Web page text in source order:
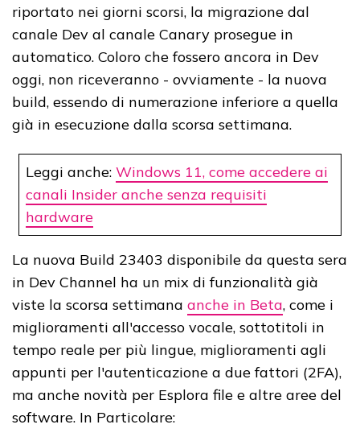
riportato nei giorni scorsi, la migrazione dal
canale Dev al canale Canary prosegue in
automatico. Coloro che fossero ancora in Dev
oggi, non riceveranno - ovviamente - la nuova
build, essendo di numerazione inferiore a quella
già in esecuzione dalla scorsa settimana.
Leggi anche: Windows 11, come accedere ai
canali Insider anche senza requisiti
hardware
La nuova Build 23403 disponibile da questa sera
in Dev Channel ha un mix di funzionalità già
viste la scorsa settimana anche in Beta, come i
miglioramenti all'accesso vocale, sottotitoli in
tempo reale per più lingue, miglioramenti agli
appunti per l'autenticazione a due fattori (2FA),
ma anche novità per Esplora file e altre aree del
software. In Particolare: